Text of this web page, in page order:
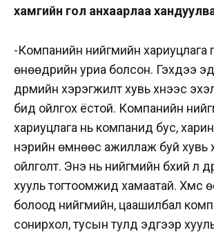
хамгийн гол анхаарлаа
-Компанийн нийгмийн хариуцлага
өнөөдрийн уриа болсон. Гэхдээ
дүрмийн хэрэгжилт хувь хүнээс
бид ойлгох ёстой. Компанийн
хариуцлага нь компанид бус,
нэрийн өмнөөс ажиллаж буй хувь
ойлголт. Энэ нь нийгмийн бүхий л
хууль тогтоомжид хамаатай. Хүмүүс
болоод нийгмийн, цаашилбал
сонирхол, тусын тулд эдгээр